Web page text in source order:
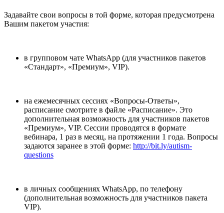
Задавайте свои вопросы в той форме, которая предусмотрена
Вашим пакетом участия:
в групповом чате WhatsApp (для участников пакетов
«Стандарт», «Премиум», VIP).
на ежемесячных сессиях «Вопросы-Ответы»,
расписание смотрите в файле «Расписание». Это
дополнительная возможность для участников пакетов
«Премиум», VIP. Сессии проводятся в формате
вебинара, 1 раз в месяц, на протяжении 1 года. Вопросы
задаются заранее в этой форме: http://bit.ly/autism-
questions
в личных сообщениях WhatsApp, по телефону
(дополнительная возможность для участников пакета
VIP).